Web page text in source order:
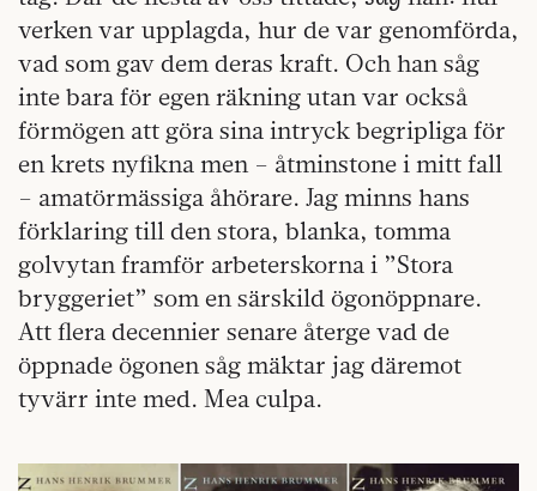
verken var upplagda, hur de var genomförda,
vad som gav dem deras kraft. Och han såg
inte bara för egen räkning utan var också
förmögen att göra sina intryck begripliga för
en krets nyfikna men – åtminstone i mitt fall
– amatörmässiga åhörare. Jag minns hans
förklaring till den stora, blanka, tomma
golvytan framför arbeterskorna i ”Stora
bryggeriet” som en särskild ögonöppnare.
Att flera decennier senare återge vad de
öppnade ögonen såg mäktar jag däremot
tyvärr inte med. Mea culpa.